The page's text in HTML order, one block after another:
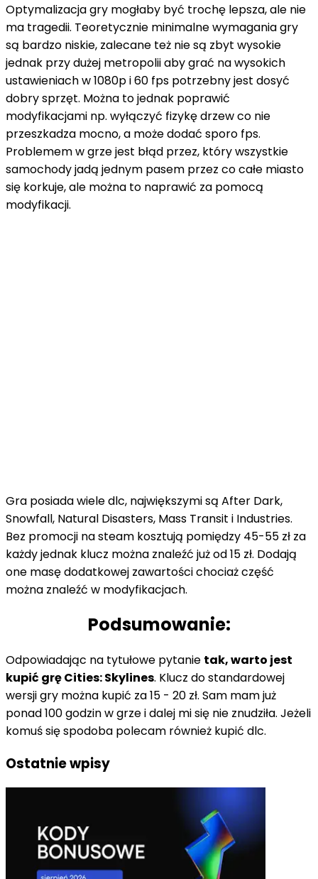
Optymalizacja gry mogłaby być trochę lepsza, ale nie
ma tragedii. Teoretycznie minimalne wymagania gry
są bardzo niskie, zalecane też nie są zbyt wysokie
jednak przy dużej metropoliiaby grać na wysokich
ustawieniach w 1080p i 60 fps potrzebny jest dosyć
dobry sprzęt. Można to jednak poprawić
modyfikacjami np. wyłączyć fizykę drzew co nie
przeszkadza mocno, a może dodać sporo fps.
Problemem w grze jest błąd przez, który wszystkie
samochody jadą jednym pasem przez co całe miasto
się korkuje, ale można to naprawić za pomocą
modyfikacji.
Gra posiada wieledlc, największymi są After Dark,
Snowfall, Natural Disasters, Mass Transit i Industries.
Bez promocji nasteam kosztują pomiędzy 45-55 zł za
każdy jednak klucz można znaleźć już od 15 zł. Dodają
one masędodatkowej zawartości chociaż część
można znaleźć w modyfikacjach.
Podsumowanie:
Odpowiadając na tytułowe pytanie tak, warto jest
kupić grę Cities: Skylines. Klucz do standardowej
wersji gry można kupić za 15 - 20 zł. Sam mam już
ponad 100 godzin w grze i dalej mi się nie znudziła. Jeżeli
komuś się spodoba polecam również kupić dlc.
Ostatnie wpisy